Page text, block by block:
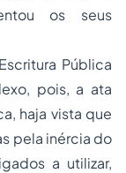
os seus
Pública
pois, a ata
haja vista que
pela inércia do
a utilizar,